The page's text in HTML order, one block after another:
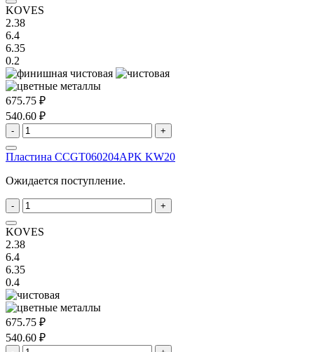
KOVES
2.38
6.4
6.35
0.2
675.75 ₽
540.60 ₽
- +
Пластина CCGT060204APK KW20
Ожидается поступление.
- +
KOVES
2.38
6.4
6.35
0.4
675.75 ₽
540.60 ₽